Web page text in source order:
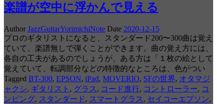
楽譜が空中に浮かんで見える
Author JazzGuitarYorimichiNote Date 2020-12-15
プロのギタリストになると、スタンダード200〜300曲は覚え
ていて、楽譜無しで弾くことができます。曲の覚え方には、
各自の工夫があるのでしょうが、ある方は「１枚の絵として
覚えていて、転調部分などの特徴的なところは、色がつい
Tagged BT-300, EPSON, iPad, MOVERIO, SFの世界, オタマジ
ャクシ, ギタリスト , グラス , コード進行, コントローラー, コ
ンピング, スタンダード, スマートグラス , セイコーエプソン,